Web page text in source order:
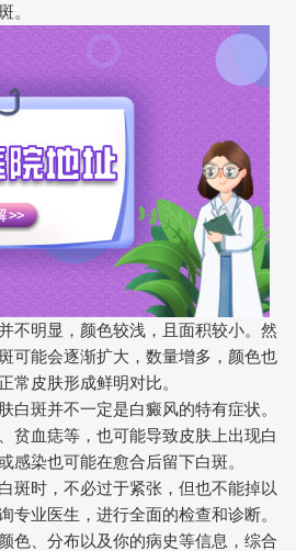
。
明显，颜色较浅，且面积较小。然
可能会逐渐扩大，数量增多，颜色也
常皮肤形成鲜明对比。
斑并不一定是白癜风的特有症状。
贫血痣等，也可能导致皮肤上出现白
感染也可能在愈合后留下白斑。
时，不必过于紧张，但也不能掉以
专业医生，进行全面的检查和诊断。
色、分布以及你的病史等信息，综合